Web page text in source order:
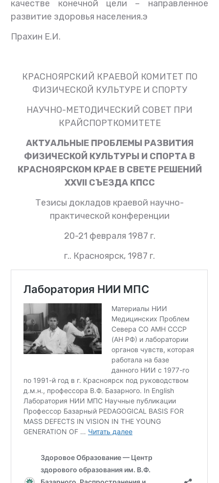
качестве конечной цели – направленное
развитие здоровья населения.э
Прахин Е.И.
КРАСНОЯРСКИЙ КРАЕВОЙ КОМИТЕТ ПО
ФИЗИЧЕСКОЙ КУЛЬТУРЕ И СПОРТУ
НАУЧНО-МЕТОДИЧЕСКИЙ СОВЕТ ПРИ
КРАЙСПОРТКОМИТЕТЕ
АКТУАЛЬНЫЕ ПРОБЛЕМЫ РАЗВИТИЯ
ФИЗИЧЕСКОЙ КУЛЬТУРЫ И СПОРТА В
КРАСНОЯРСКОМ КРАЕ В СВЕТЕ РЕШЕНИЙ
ХХVII СЪЕЗДА КПСС
Тезисы докладов краевой научно-
практической конференции
20-21 февраля 1987 г.
г.. Красноярск, 1987 г.